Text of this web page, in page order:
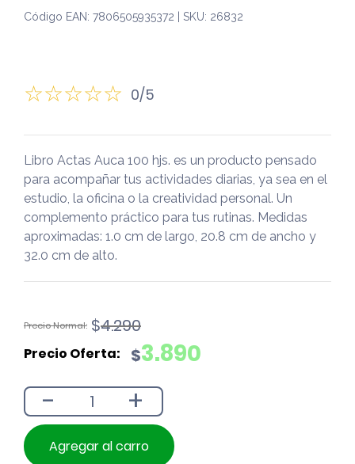
Código EAN: 7806505935372 | SKU: 26832
0/5
Libro Actas Auca 100 hjs. es un producto pensado
para acompañar tus actividades diarias, ya sea en el
estudio, la oficina o la creatividad personal. Un
complemento práctico para tus rutinas. Medidas
aproximadas: 1.0 cm de largo, 20.8 cm de ancho y
32.0 cm de alto.
$4.290
El
original
$4.290.
$3.890
El
actual
$3.890.
- +
Agregar al carro